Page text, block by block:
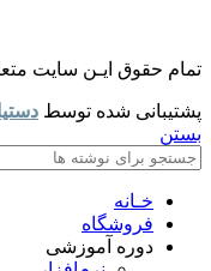
تمام حقوق ایـن سایت
پشتیبانی شده توسط
بستن
خـانه
فروشگاه
دوره آموزشی